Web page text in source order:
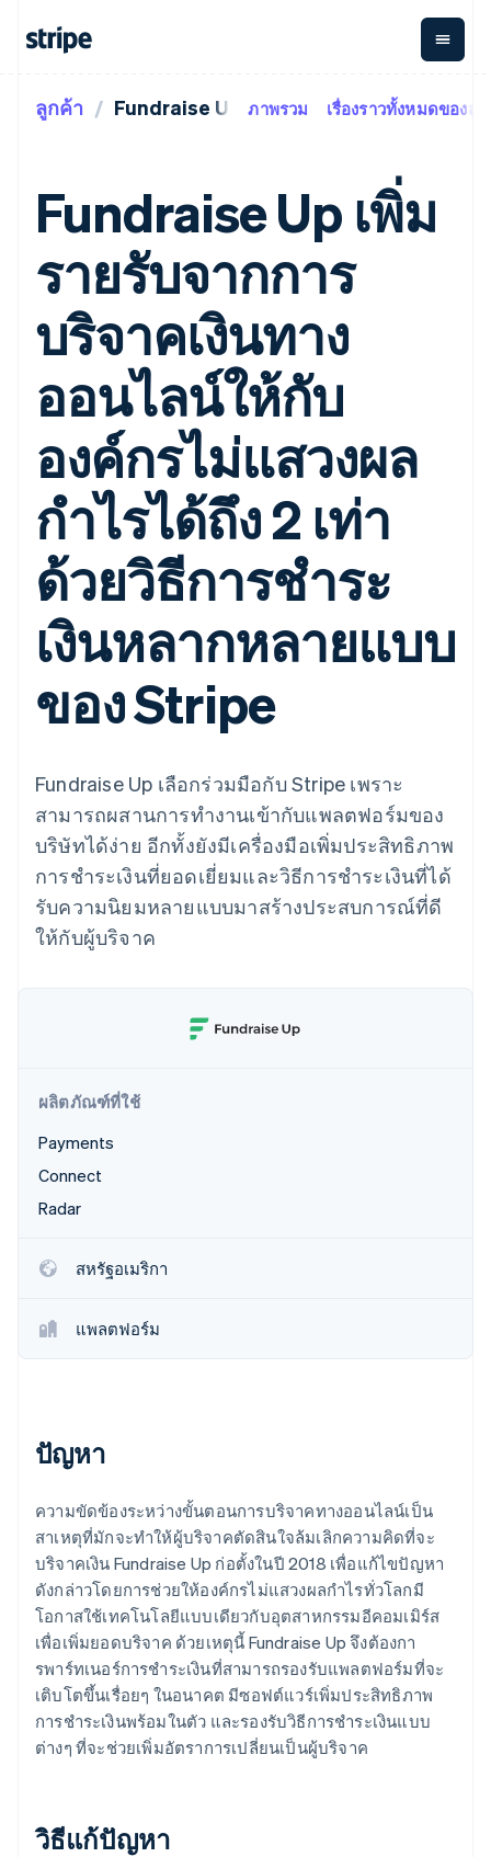
การชำระเงิน
การชำระเงิน
ออนไลน์
Payment links
การชำระเงิน
แบบไม่ต้อง
เขียนโค้ด
Checkout
UI การชำระ
เงินสำเร็จรูป
องค์ประกอบ UI
ที่ยืดหยุ่น
วิธีการชำระ
เงิน
เข้าถึงได้
มากกว่า 125
รายการ
Authorization
Boost
ยกระดับการ
ยอมรับการ
ชำระเงิน
Link
การชำระเงินที่
รวดเร็วขึ้น
รายรับ
รายรับตาม
แบบแผนล่วง
หน้า
Metronome
การเรียกเก็บ
เงินตามการ
ใช้งาน
การชำระเงิน
ตามรอบบิล
การจัดการ
การชำระเงิน
ตามรอบบิล
Invoicing
ครั้งเดียวหรือ
ตามแบบแผน
ล่วงหน้า
Tax
คิดภาษีการ
ขายและ VAT
อัตโนมัติ
Revenue
Recognition
ระบบ
อัตโนมัติ
ทำบัญชี
Sigma
รายงานที่
Data
Pipeline
การซิงค์
การ
Global
Payouts
เบิกจ่าย
ให้กับ
สาม
แพลตฟ
เพิ่มเติม
Product roadmap
Radar
การป้องกันการฉ้อโกง
Stripe Sessions 2026
ดูว่า Stripe กำลังสร้างโครงสร้างพื้นฐานระบบเศรษฐกิจสำหรับ
ตามขั้น
ตามกรณีใช้งาน
การค้าแบบใช้เอเจนต์
อีคอมเมิร์ซ
บริการทางการเงินที่ผสาน
รวมในตัว
การทำงานอัตโนมัติด้าน
การเงิน
ธุรกิจทั่วโลก
การชำระเงินในแอป
มาร์เก็ตเพลส
การจัดการเงิน
แพลตฟอร์ม
SaaS
บริษัท AI
แวดวงครีเอเตอร์
เกม
การบริการ การเดินทาง
และสันทนาการ
สื่อและความบันเทิง
บริการเฉพาะทาง
ภาครัฐ
ธุรกิจค้าปลีก
พาร์ทเนอร์
เอกสารประกอบ
ไลบรารีและ SDK
Stripe Apps
รับการชำระเงินออนไลน์
ติดตั้งใช้งานการชำระเงิน
สำเร็จรูป
สร้างแพลตฟอร์มหรือ
มาร์เก็ตเพลส
จัดการการชำระเงินตาม
รอบบิล
เสนอการเรียกเก็บเงินตาม
การใช้งาน
ออกบัตรที่มีสเตเบิลคอยน์
รองรับอยู่
จัดเตรียมและจัดการ
บริการด้วยเอเจนต์
การเชื่อมต่อการทำงาน
บล็อกของนักพัฒนา
เรียนรู้
การสนับสนุน
รับการสนับสนุน
แพ็กเกจการสนับสนุนที่ได้
รับการจัดการ
บริการเฉพาะทาง
บริษัท
แผนงานผลิตภัณฑ์
การประชุมประจำปีแบบ
เซสชัน
ตำแหน่งงาน
ห้องข่าว
การติดต่อ
ลูกค้า Fundraise Up ภาพรวม เรื่องราวทั้งหมดของลู
Fundraise Up เพิ่ม
รายรับจากการ
บริจาคเงินทาง
ออนไลน์ให้กับ
องค์กรไม่แสวงผล
กำไรได้ถึง 2 เท่า
ด้วยวิธีการชำระ
เงินหลากหลายแบบ
ของ Stripe
Fundraise Up เลือกร่วมมือกับ Stripe เพราะ
สามารถผสานการทำงานเข้ากับแพลตฟอร์มของ
บริษัทได้ง่าย อีกทั้งยังมีเครื่องมือเพิ่มประสิทธิภาพ
การชำระเงินที่ยอดเยี่ยมและวิธีการชำระเงินที่ได้
รับความนิยมหลายแบบมาสร้างประสบการณ์ที่ดี
ให้กับผู้บริจาค
ผลิตภัณฑ์ที่ใช้
Payments
Connect
Radar
สหรัฐอเมริกา
แพลตฟอร์ม
ปัญหา
ความขัดข้องระหว่างขั้นตอนการบริจาคทางออนไลน์เป็น
สาเหตุที่มักจะทำให้ผู้บริจาคตัดสินใจล้มเลิกความคิดที่จะ
บริจาคเงิน Fundraise Up ก่อตั้งในปี 2018 เพื่อแก้ไขปัญหา
ดังกล่าวโดยการช่วยให้องค์กรไม่แสวงผลกำไรทั่วโลกมี
โอกาสใช้เทคโนโลยีแบบเดียวกับอุตสาหกรรมอีคอมเมิร์ส
เพื่อเพิ่มยอดบริจาค ด้วยเหตุนี้ Fundraise Up จึงต้องกา
รพาร์ทเนอร์การชำระเงินที่สามารถรองรับแพลตฟอร์มที่จะ
เติบโตขึ้นเรื่อยๆ ในอนาคต มีซอฟต์แวร์เพิ่มประสิทธิภาพ
การชำระเงินพร้อมในตัว และรองรับวิธีการชำระเงินแบบ
ต่างๆ ที่จะช่วยเพิ่มอัตราการเปลี่ยนเป็นผู้บริจาค
วิธีแก้ปัญหา